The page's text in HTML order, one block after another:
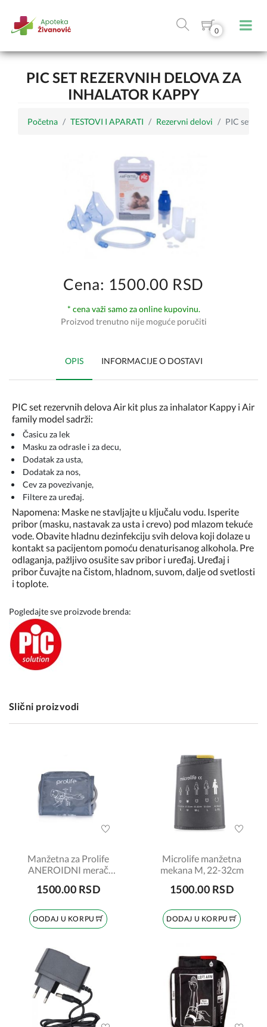
0
PIC SET REZERVNIH DELOVA ZA
INHALATOR KAPPY
Početna TESTOVI I APARATI Rezervni delovi PIC set
Cena: 1500.00 RSD
* cena važi samo za online kupovinu.
Proizvod trenutno nije moguće poručiti
OPIS INFORMACIJE O DOSTAVI
PIC set rezervnih delova Air kit plus za inhalator Kappy i Air
family model sadrži:
Časicu za lek
Masku za odrasle i za decu,
Dodatak za usta,
Dodatak za nos,
Cev za povezivanje,
Filtere za uređaj.
Napomena: Maske ne stavljajte u ključalu vodu. Isperite
pribor (masku, nastavak za usta i crevo) pod mlazom tekuće
vode. Obavite hladnu dezinfekciju svih delova koji dolaze u
kontakt sa pacijentom pomoću denaturisanog alkohola. Pre
odlaganja, pažljivo osušite sav pribor i uređaj. Uređaj i
pribor čuvajte na čistom, hladnom, suvom, dalje od svetlosti
i toplote.
Pogledajte sve proizvode brenda:
Slični proizvodi
Manžetna za Prolife
ANEROIDNI merač
12cm)
1500.00 RSD
DODAJ U KORPU
Microlife manžetna
mekana M, 22-32cm
1500.00 RSD
DODAJ U KORPU